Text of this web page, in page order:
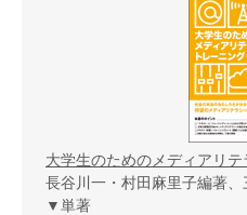
大学生のためのメディアリ
長谷川一・村田麻里子編著
▼単著